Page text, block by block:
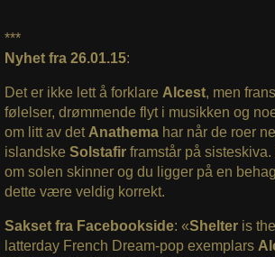
***
Nyhet fra 26.01.15:
Det er ikke lett å forklare Alcest, men
følelser, drømmende flyt i musikken og
om litt av det Anathemahar når de roer
islandske Solstafirframstår på sisteskiva.
om solen skinner og du ligger på en
dette være veldig korrekt.
Sakset fra Facebookside: «Shelter is
latterday French Dream-pop exemplars